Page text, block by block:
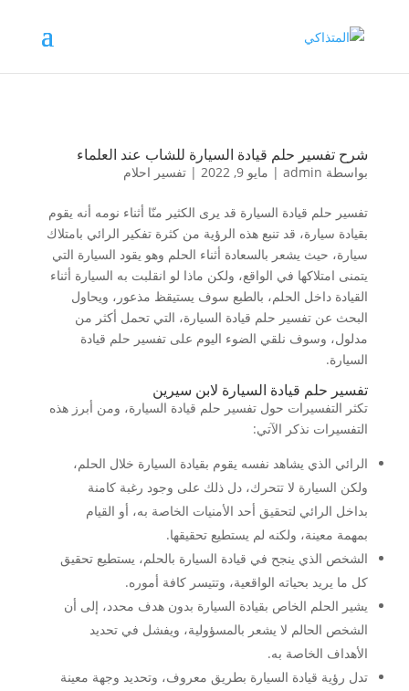
شرح تفسير حلم قيادة السيارة للشاب عند العلماء
بواسطة admin
| مايو 9, 2022 | تفسير احلام
تفسير حلم قيادة السيارة قد يرى الكثير منّا أثناء نومه أنه يقوم
بقيادة سيارة، قد تنبع هذه الرؤية من كثرة تفكير الرائي بامتلاك
سيارة، حيث يشعر بالسعادة أثناء الحلم وهو يقود السيارة التي
يتمنى امتلاكها في الواقع، ولكن ماذا لو انقلبت به السيارة أثناء
القيادة داخل الحلم، بالطبع سوف يستيقظ مذعور، ويحاول
البحث عن تفسير حلم قيادة السيارة، التي تحمل أكثر من
مدلول، وسوف نلقي الضوء اليوم على تفسير حلم قيادة
السيارة.
تفسير حلم قيادة السيارة لابن سيرين
تكثر التفسيرات حول تفسير حلم قيادة السيارة، ومن أبرز هذه
التفسيرات نذكر الآتي:
الرائي الذي يشاهد نفسه يقوم بقيادة السيارة خلال الحلم،
ولكن السيارة لا تتحرك، دل ذلك على وجود رغبة كامنة
بداخل الرائي لتحقيق أحد الأمنيات الخاصة به، أو القيام
بمهمة معينة، ولكنه لم يستطيع تحقيقها.
الشخص الذي ينجح في قيادة السيارة بالحلم، يستطيع تحقيق
كل ما يريد بحياته الواقعية، وتتيسر كافة أموره.
يشير الحلم الخاص بقيادة السيارة بدون هدف محدد، إلى أن
الشخص الحالم لا يشعر بالمسؤولية، ويفشل في تحديد
الأهداف الخاصة به.
تدل رؤية قيادة السيارة بطريق معروف، وتحديد وجهة معينة